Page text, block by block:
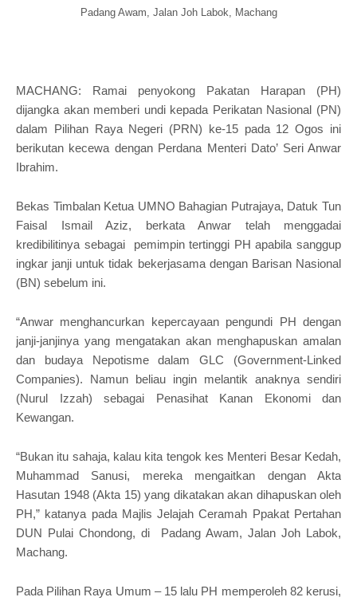
Padang Awam, Jalan Joh Labok, Machang
MACHANG: Ramai penyokong Pakatan Harapan (PH)
dijangka akan memberi undi kepada Perikatan Nasional (PN)
dalam Pilihan Raya Negeri (PRN) ke-15 pada 12 Ogos ini
berikutan kecewa dengan Perdana Menteri Dato’ Seri Anwar
Ibrahim.
Bekas Timbalan Ketua UMNO Bahagian Putrajaya, Datuk Tun
Faisal Ismail Aziz, berkata Anwar telah menggadai
kredibilitinya sebagai pemimpin tertinggi PH apabila sanggup
ingkar janji untuk tidak bekerjasama dengan Barisan Nasional
(BN) sebelum ini.
“Anwar menghancurkan kepercayaan pengundi PH dengan
janji-janjinya yang mengatakan akan menghapuskan amalan
dan budaya Nepotisme dalam GLC (Government-Linked
Companies). Namun beliau ingin melantik anaknya sendiri
(Nurul Izzah) sebagai Penasihat Kanan Ekonomi dan
Kewangan.
“Bukan itu sahaja, kalau kita tengok kes Menteri Besar Kedah,
Muhammad Sanusi, mereka mengaitkan dengan Akta
Hasutan 1948 (Akta 15) yang dikatakan akan dihapuskan oleh
PH,” katanya pada Majlis Jelajah Ceramah Ppakat Pertahan
DUN Pulai Chondong, di Padang Awam, Jalan Joh Labok,
Machang.
Pada Pilihan Raya Umum – 15 lalu PH memperoleh 82 kerusi,